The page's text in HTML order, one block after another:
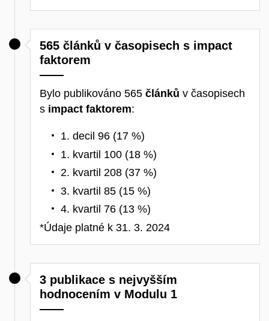
565 článků v časopisech s impact
faktorem
Bylo publikováno 565 článků v časopisech
s impact faktorem:
1. decil 96 (17 %)
1. kvartil 100 (18 %)
2. kvartil 208 (37 %)
3. kvartil 85 (15 %)
4. kvartil 76 (13 %)
*Údaje platné k 31. 3. 2024
3 publikace s nejvyšším
hodnocením v Modulu 1